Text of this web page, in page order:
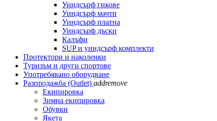
Уиндсърф гикове
Уиндсърф мачти
Уиндсърф платна
Уиндсърф дъски
Калъфи
SUP и уиндсърф комплекти
Протектори и наколенки
Туризъм и други спортове
Употребявано оборудване
Разпродажба (Outlet) addremove
Екипировка
Зимна екипировка
Обувки
Якета